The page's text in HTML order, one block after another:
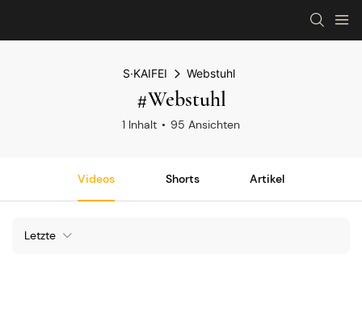
S·KAIFEI Webstuhl
#Webstuhl
1 Inhalt 95 Ansichten
Videos Shorts Artikel
Letzte